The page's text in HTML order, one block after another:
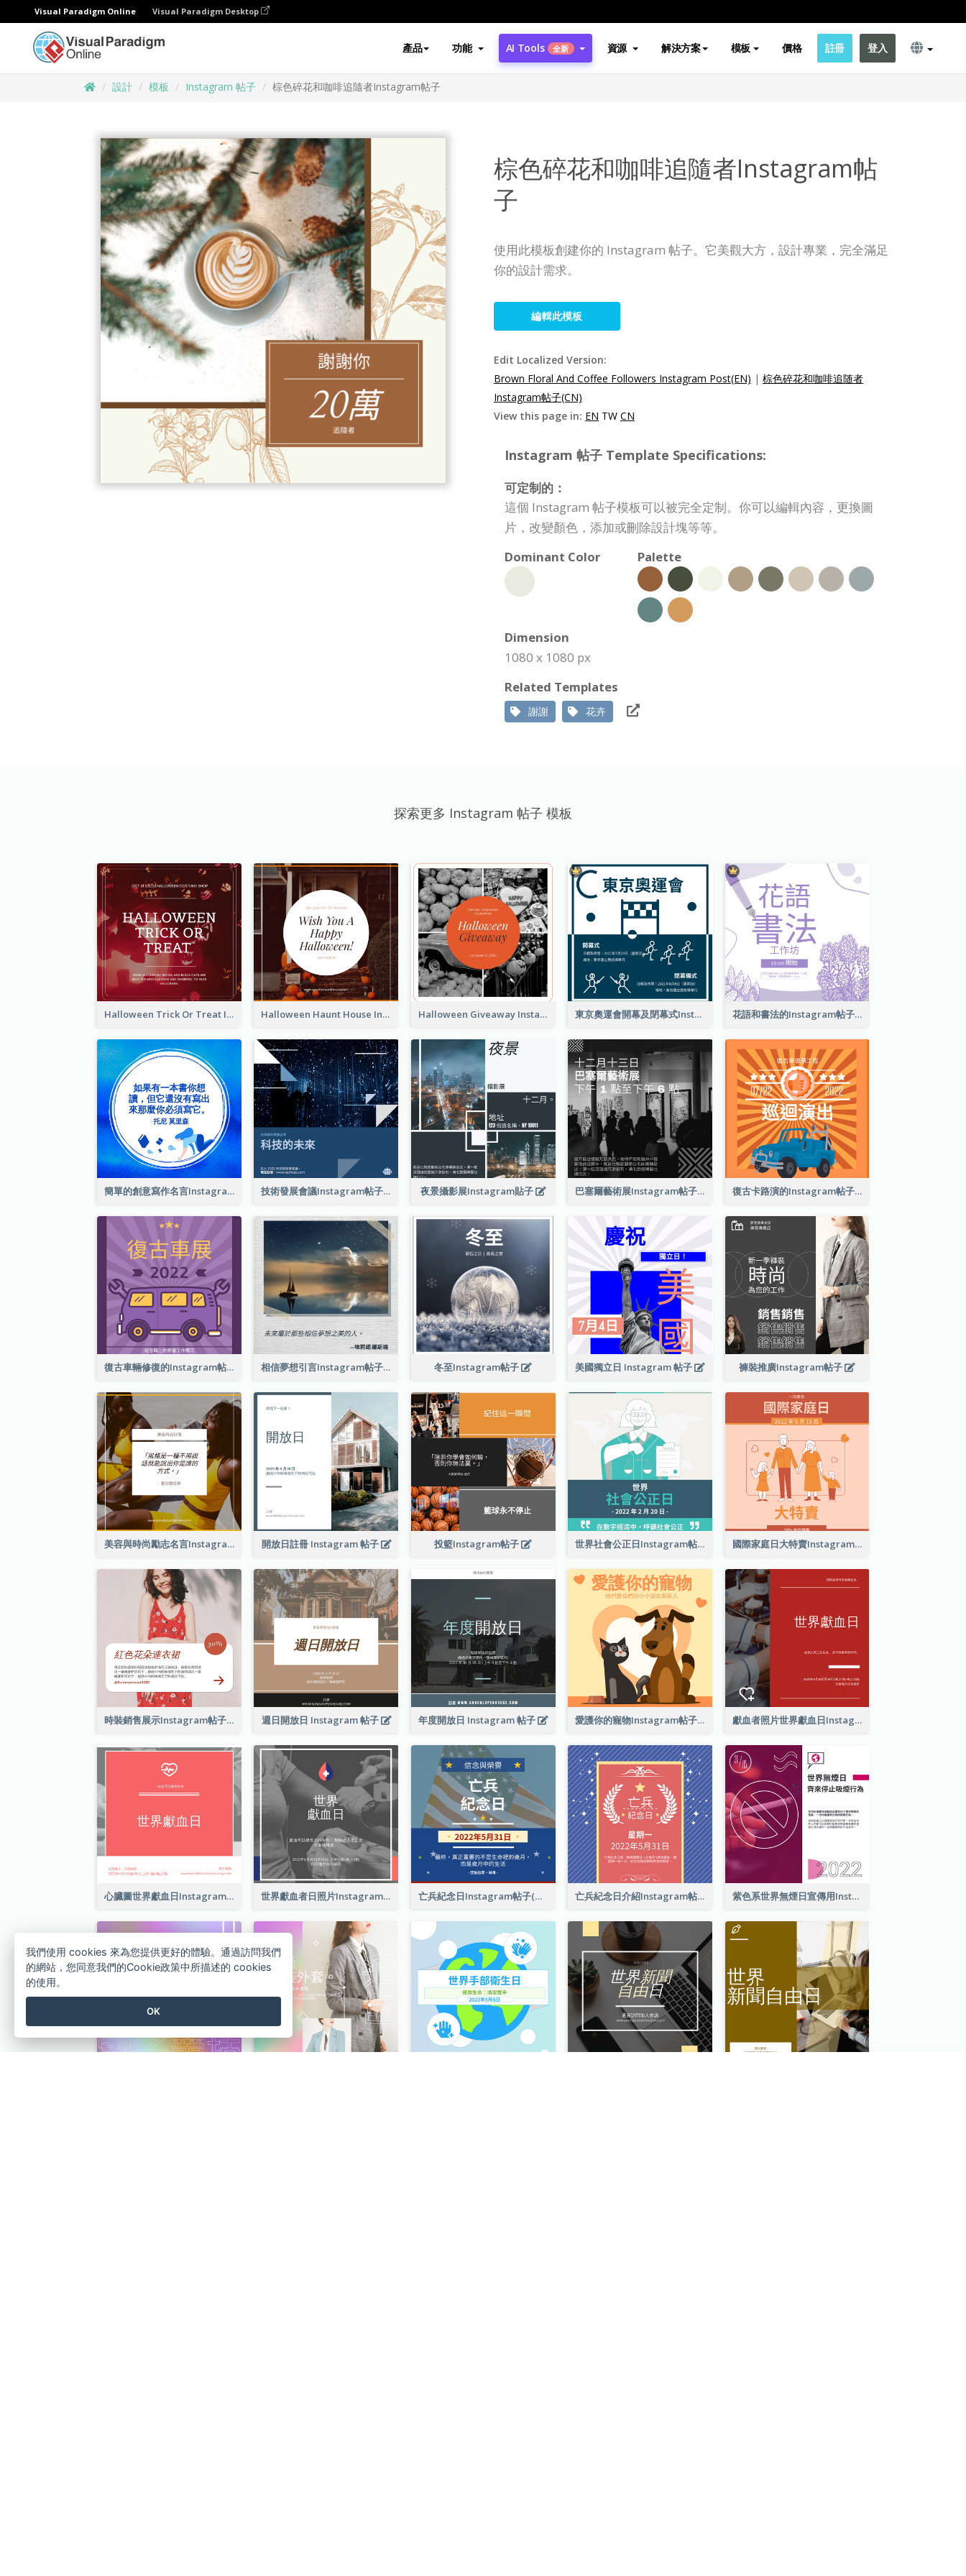
Visual Paradigm Online Visual Paradigm Desktop
產品 功能 AI Tools 全新 資源 解決方案 模板 價格 註冊 登入
設計 模板 Instagram 帖子 棕色碎花和咖啡追隨者Instagram帖子
棕色碎花和咖啡追隨者Instagram帖
子
使用此模板創建你的 Instagram 帖子。它美觀大方，設計專業，完全滿足
你的設計需求。
編輯此模板
Edit Localized Version:
Brown Floral And Coffee Followers Instagram Post(EN) | 棕色碎花和咖啡追随者
Instagram帖子(CN)
View this page in: EN TW CN
Instagram 帖子 Template Specifications:
可定制的：
這個 Instagram 帖子模板可以被完全定制。你可以編輯內容，更換圖
片，改變顏色，添加或刪除設計塊等等。
Dominant Color
Palette
Dimension
1080 x 1080 px
Related Templates
謝謝 花卉
探索更多 Instagram 帖子 模板
Halloween Trick Or Treat Instagram Post Halloween Haunt House Instagram Post Halloween Giveaway Instagram Post 東京奧運會開幕及閉幕式Instagram帖子 花語和書法的Instagram帖子
簡單的創意寫作名言Instagram帖子 技術發展會議Instagram帖子 夜景攝影展Instagram貼子 巴塞爾藝術展Instagram帖子 復古卡路演的Instagram帖子
復古車輛修復的Instagram帖子 相信夢想引言Instagram帖子 冬至Instagram帖子 美國獨立日 Instagram 帖子 褲裝推廣Instagram帖子
美容與時尚勵志名言Instagram帖子 開放日註冊 Instagram 帖子 投籃Instagram帖子 世界社會公正日Instagram帖子 國際家庭日大特賣Instagram帖子
時裝銷售展示Instagram帖子 週日開放日 Instagram 帖子 年度開放日 Instagram 帖子 愛護你的寵物Instagram帖子 獻血者照片世界獻血日Instagram帖子
心臟圖世界獻血日Instagram帖子 世界獻血者日照片Instagram帖子 亡兵紀念日Instagram帖子(附名言引用) 亡兵紀念日介紹Instagram帖子 紫色系世界無煙日宣傳用Instagram帖子
我們使用 cookies 來為您提供更好的體驗。通過訪問我們
的網站，您同意我們的Cookie政策中所描述的 cookies
的使用。
OK